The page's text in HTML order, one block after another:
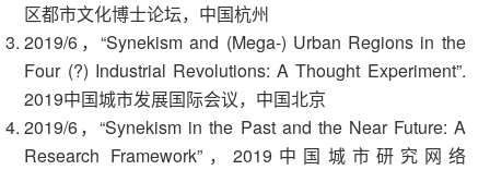
区都市文化博士论坛，中国杭州
2019/6，“Synekism and (Mega-) Urban Regions in the
Four (?) Industrial Revolutions: A Thought Experiment”.
2019中国城市发展国际会议，中国北京
2019/6，“Synekism in the Past and the Near Future: A
Research Framework”，2019中国城市研究网络